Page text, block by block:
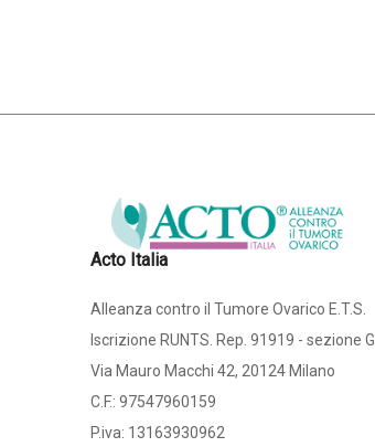
Acto Italia
Alleanza contro il Tumore Ovarico E.T.S.
Iscrizione RUNTS. Rep. 91919 - sezione G
Via Mauro Macchi 42, 20124 Milano
C.F.: 97547960159
P.iva: 13163930962